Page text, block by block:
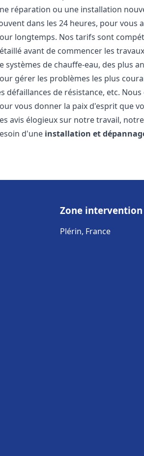
réparation ou une installation
dans les 24 heures, pour vous
longtemps. Nos tarifs sont
avant de commencer les
systèmes de chauffe-eau, des plus
gérer les problèmes les plus
défaillances de résistance, etc.
vous donner la paix d'esprit que
avis élogieux sur notre travail,
d'une installation et
Zone intervention
Plérin, France